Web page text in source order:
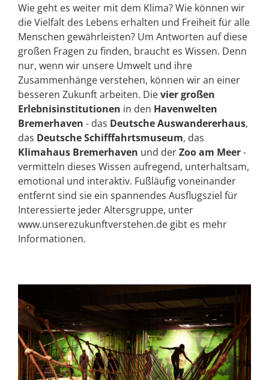
Wie geht es weiter mit dem Klima? Wie können wir
die Vielfalt des Lebens erhalten und Freiheit für alle
Menschen gewährleisten? Um Antworten auf diese
großen Fragen zu finden, braucht es Wissen. Denn
nur, wenn wir unsere Umwelt und ihre
Zusammenhänge verstehen, können wir an einer
besseren Zukunft arbeiten. Dievier großen
Erlebnisinstitutionen in den Havenwelten
Bremerhaven - das Deutsche Auswandererhaus,
das Deutsche Schifffahrtsmuseum, das
Klimahaus Bremerhaven und derZoo am Meer-
vermitteln dieses Wissen aufregend, unterhaltsam,
emotional und interaktiv. Fußläufig voneinander
entfernt sind sie ein spannendes Ausflugsziel für
Interessierte jeder Altersgruppe, unter
www.unserezukunftverstehen.de gibt es mehr
Informationen.